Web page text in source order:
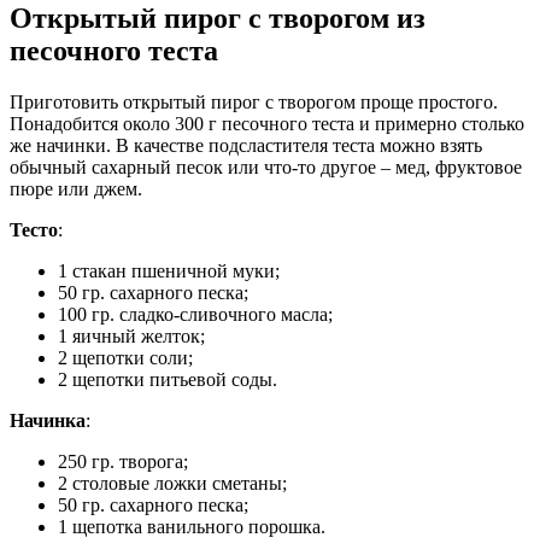
Открытый пирог с творогом из
песочного теста
Приготовить открытый пирог с творогом проще простого.
Понадобится около 300 г песочного теста и примерно столько
же начинки. В качестве подсластителя теста можно взять
обычный сахарный песок или что-то другое – мед, фруктовое
пюре или джем.
Тесто:
1 стакан пшеничной муки;
50 гр. сахарного песка;
100 гр. сладко-сливочного масла;
1 яичный желток;
2 щепотки соли;
2 щепотки питьевой соды.
Начинка:
250 гр. творога;
2 столовые ложки сметаны;
50 гр. сахарного песка;
1 щепотка ванильного порошка.